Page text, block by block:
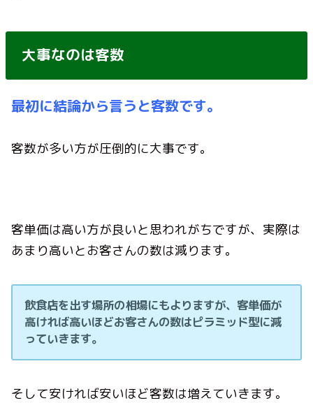
大事なのは客数
最初に結論から言うと客数です。
客数が多い方が圧倒的に大事です。
客単価は高い方が良いと思われがちですが、実際は
あまり高いとお客さんの数は減ります。
飲食店を出す場所の相場にもよりますが、客単価が
高ければ高いほどお客さんの数はピラミッド型に減
っていきます。
そして安ければ安いほど客数は増えていきます。